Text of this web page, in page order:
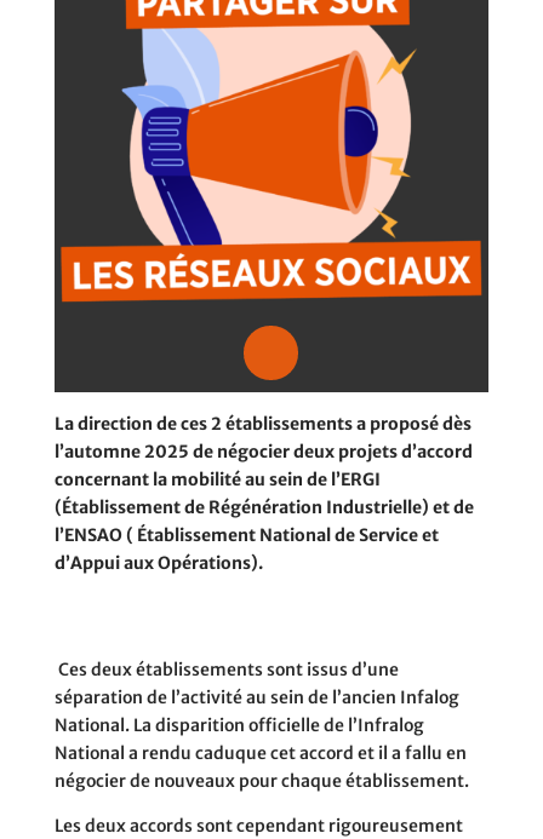
La direction de ces 2 établissements a proposé dès
l’automne 2025 de négocier deux projets d’accord
concernant la mobilité au sein de l’ERGI
(Établissement de Régénération Industrielle) et de
l’ENSAO ( Établissement National de Service et
d’Appui aux Opérations).
Ces deux établissements sont issus d’une
séparation de l’activité au sein de l’ancien Infalog
National. La disparition officielle de l’Infralog
National a rendu caduque cet accord et il a fallu en
négocier de nouveaux pour chaque établissement.
Les deux accords sont cependant rigoureusement